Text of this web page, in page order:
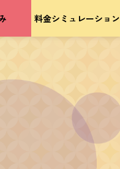
料金シミュ レーション